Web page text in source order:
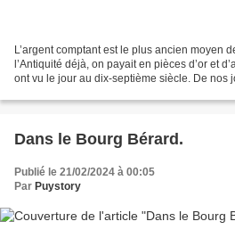
L’argent comptant est le plus ancien moyen
l’Antiquité déjà, on payait en pièces d’or et
ont vu le jour au dix-septième siècle. De nos
Dans le Bourg Bérard.
Publié le 21/02/2024 à 00:05
Par Puystory